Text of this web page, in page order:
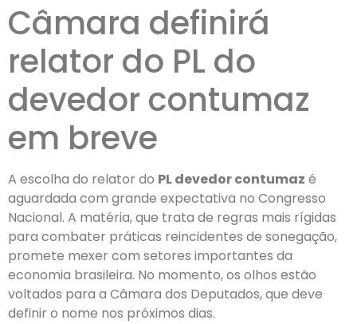
Câmara definirá
relator do PL do
devedor contumaz
em breve
A escolha do relator do PL devedor contumaz é
aguardada com grande expectativa no Congresso
Nacional. A matéria, que trata de regras mais rígidas
para combater práticas reincidentes de sonegação,
promete mexer com setores importantes da
economia brasileira. No momento, os olhos estão
voltados para a Câmara dos Deputados, que deve
definir o nome nos próximos dias.